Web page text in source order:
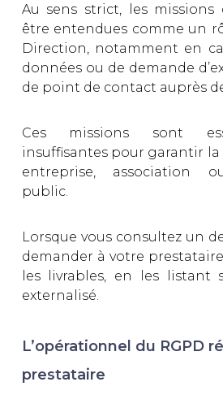
Au sens strict, les missions
être entendues comme un
Direction, notamment en
données ou de demande
de point de contact auprès
Ces missions sont
insuffisantes pour garantir la
entreprise, association
public.
Lorsque vous consultez un
demander à votre
les livrables, en les listant
externalisé.
L’opérationnel du RGPD
prestataire